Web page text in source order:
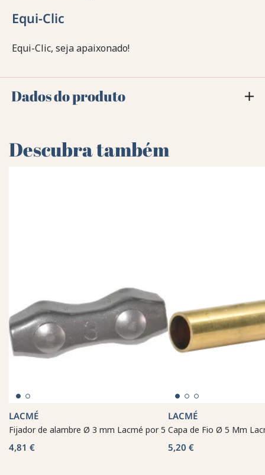
Equi-Clic
Equi-Clic, seja apaixonado!
Dados do produto
Descubra também
LACMÉ
Fijador de alambre Ø 3 mm Lacmé por 5
4,81 €
LACMÉ
Capa de Fio Ø 5 Mm
5,20 €